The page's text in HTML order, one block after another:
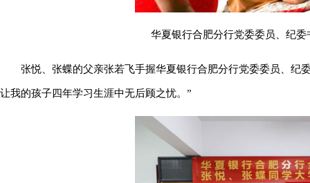
华夏银行合肥分行党委委员、纪
张悦、张蝶的父亲张若飞手握华夏银行合肥分行党委委员、纪
让我的孩子四年学习生涯中无后顾之忧。”